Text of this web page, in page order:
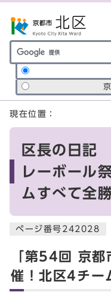
サイト内検索の範囲
ここから本文です
現在位置：
区長の日記
レーボール
ムすべて全
ページ番号242028
「第54回 京都
催！北区4チー